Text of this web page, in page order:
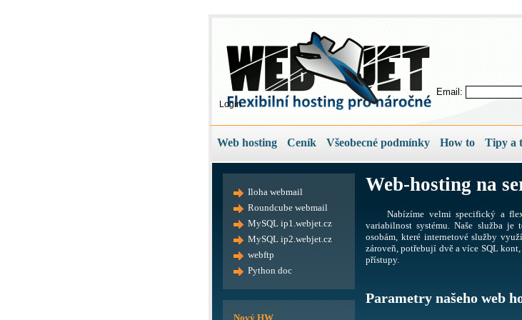
Email:
Login
Web hosting Ceník Všeobecné podmínky How to Tipy a
Web-hosting na
Nabízíme velmi specifický a
variabilnost systému. Naše služba je
osobám, které internetové služby
zároveň, potřebují dvě a více SQL
přístupy.
Parametry našeho web
Iloha webmail
Roundcube webmail
MySQL ip1.webjet.cz
MySQL ip2.webjet.cz
webftp
Python doc
Nový HW